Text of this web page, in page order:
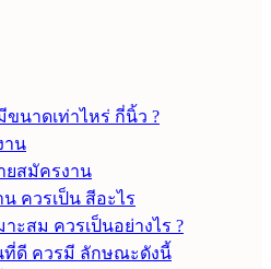
นาดเท่าไหร่ กี่นิ้ว ?
าน
ยสมัครงาน
ควรเป็น สีอะไร
ะสม ควรเป็นอย่างไร ?
ที่ดี ควรมี ลักษณะดังนี้